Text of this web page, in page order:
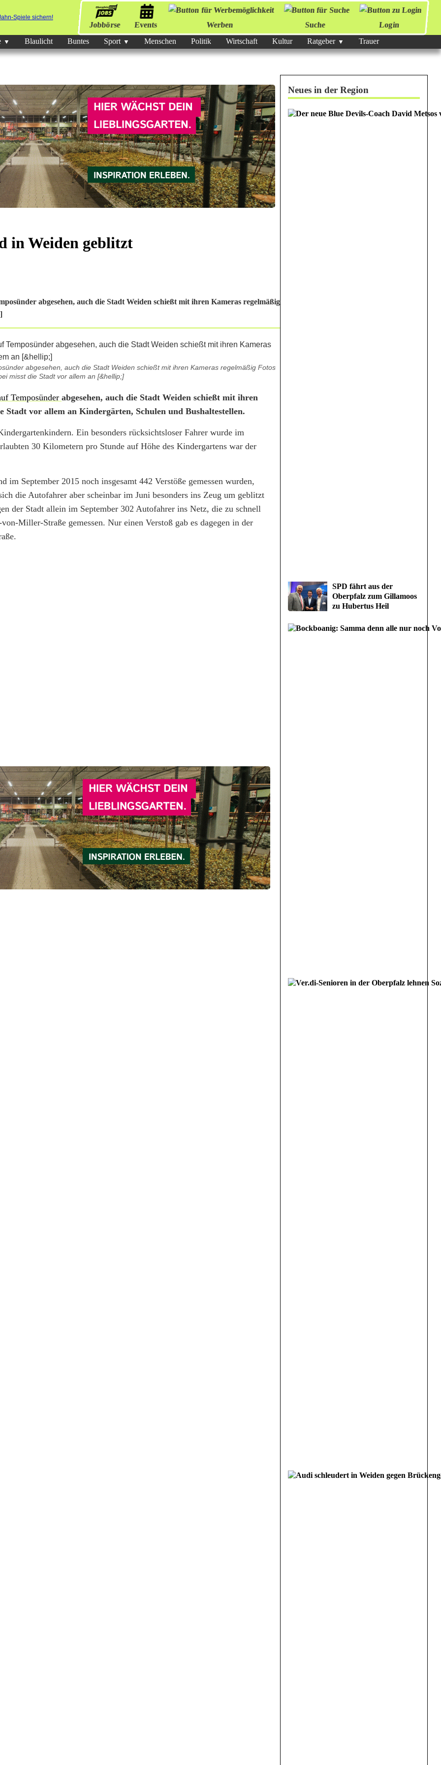
Jobbörse Events Werben Suche
Login
Blaulicht Buntes Sport Menschen Politik Wirtschaft Kultur Ratgeber Trauer
in Weiden geblitzt
abgesehen, auch die Stadt Weiden schießt mit ihren Kameras regelmäßig
abgesehen, auch die Stadt Weiden schießt mit ihren Kameras regelmäßig Fotos
misst die Stadt vor allem an [&hellip;]
Temposünder abgesehen, auch die Stadt Weiden schießt mit ihren
Stadt vor allem an Kindergärten, Schulen und Bushaltestellen.
Ein besonders rücksichtsloser Fahrer wurde im
30 Kilometern pro Stunde auf Höhe des Kindergartens war der
im September 2015 noch insgesamt 442 Verstöße gemessen wurden,
die Autofahrer aber scheinbar im Juni besonders ins Zeug um geblitzt
der Stadt allein im September 302 Autofahrer ins Netz, die zu schnell
Miller-Straße gemessen. Nur einen Verstoß gab es dagegen in der
Neues in der Region
SPD fährt aus der
Oberpfalz zum Gillamoos
zu Hubertus Heil